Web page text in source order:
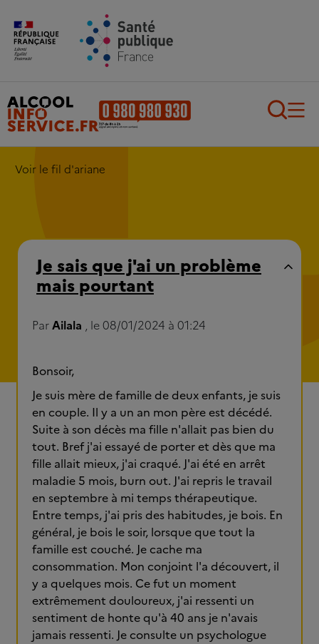
Aller au contenu principal
Voir le fil d'ariane
Je sais que j'ai un problème
mais pourtant
ParAilala , le 08/01/2024 à 01:24
Bonsoir,
Je suis mère de famille de deux enfants, je suis
en couple. Il y a un an mon père est décédé.
Suite à son décès ma fille n'allait pas bien du
tout. Bref j'ai essayé de porter et dès que ma
fille allait mieux, j'ai craqué. J'ai été en arrêt
maladie 5 mois, burn out. J'ai repris le travail
en septembre à mi temps thérapeutique.
Entre temps, j'ai pris des habitudes, je bois. En
général, je bois le soir, lorsque que tout la
famille est couché. Je cache ma
consommation. Mon conjoint l'a découvert, il
y a quelques mois. Ce fut un moment
extrêmement douloureux, j'ai ressenti un
sentiment de honte qu'à 40 ans je n'avais
jamais ressenti. Je consulte un psychologue